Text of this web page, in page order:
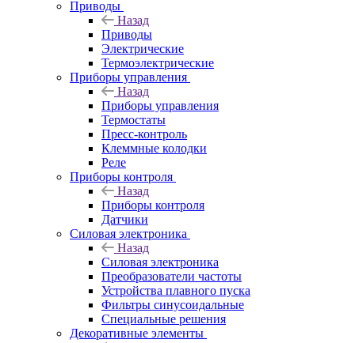
Приводы
Назад
Приводы
Электрические
Термоэлектрические
Приборы управления
Назад
Приборы управления
Термостаты
Пресс-контроль
Клеммные колодки
Реле
Приборы контроля
Назад
Приборы контроля
Датчики
Силовая электроника
Назад
Силовая электроника
Преобразователи частоты
Устройства плавного пуска
Фильтры синусоидальные
Специальные решения
Декоративные элементы